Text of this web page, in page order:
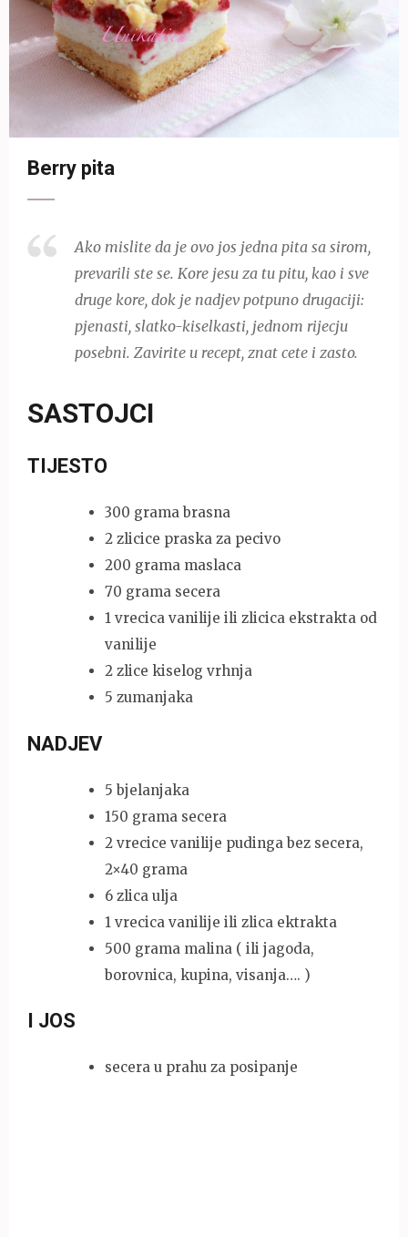
Berry pita
Ako mislite da je ovo jos jedna pita sa sirom,
prevarili ste se. Kore jesu za tu pitu, kao i sve
druge kore, dok je nadjev potpuno drugaciji:
pjenasti, slatko-kiselkasti, jednom rijecju
posebni. Zavirite u recept, znat cete i zasto.
SASTOJCI
TIJESTO
300 grama brasna
2 zlicice praska za pecivo
200 grama maslaca
70 grama secera
1 vrecica vanilije ili zlicica ekstrakta od
vanilije
2 zlice kiselog vrhnja
5 zumanjaka
NADJEV
5 bjelanjaka
150 grama secera
2 vrecice vanilije pudinga bez secera,
2×40 grama
6 zlica ulja
1 vrecica vanilije ili zlica ektrakta
500 grama malina ( ili jagoda,
borovnica, kupina, visanja…. )
I JOS
secera u prahu za posipanje